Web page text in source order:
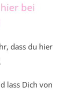
bei
dass du hier
lass Dich von